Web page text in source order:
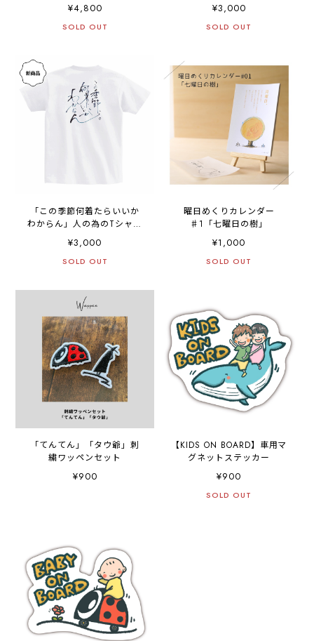
¥4,800
SOLD OUT
¥3,000
SOLD OUT
「この季節何着たらいいか
わからん」人の為のTシャツ
【背面プリント】
¥3,000
SOLD OUT
曜日めくりカレンダー
♯1「七曜日の樹」
¥1,000
SOLD OUT
「てんてん」「タウ爺」刺
繍ワッペンセット
¥900
【KIDS ON BOARD】車用マ
グネットステッカー
¥900
SOLD OUT